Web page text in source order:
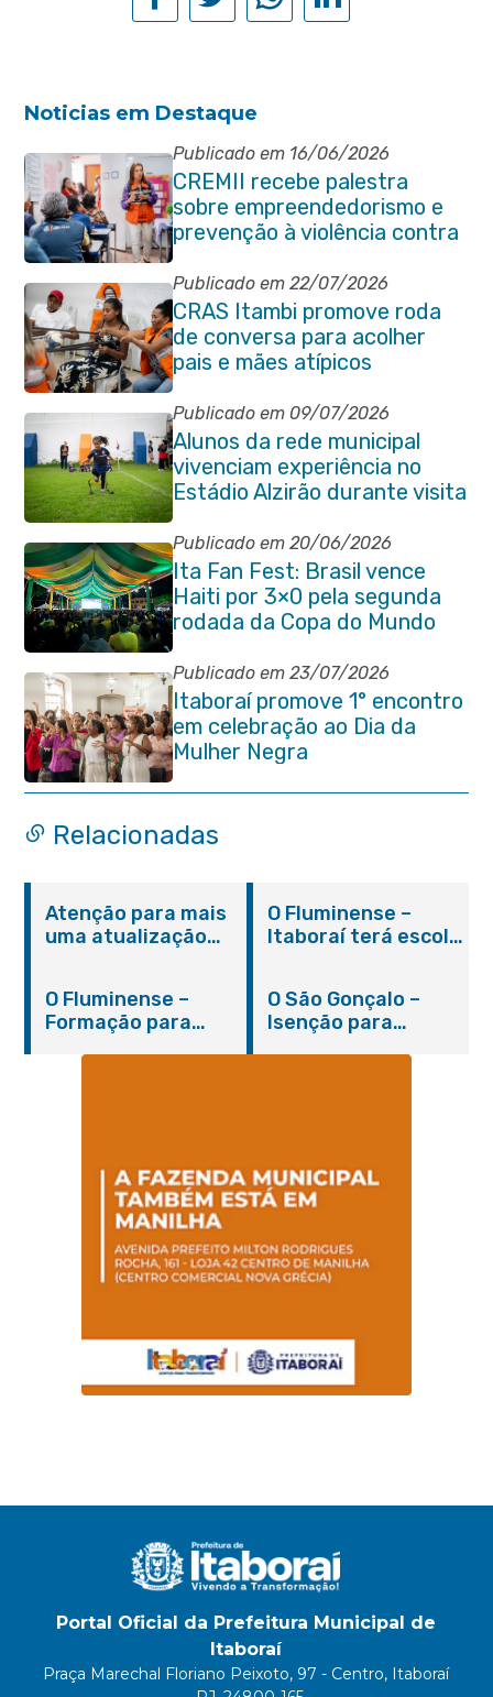
Noticias em Destaque
Publicado em 16/06/2026
CREMII recebe palestra
sobre empreendedorismo e
prevenção à violência contra
a pessoa idosa
Publicado em 22/07/2026
CRAS Itambi promove roda
de conversa para acolher
pais e mães atípicos
Publicado em 09/07/2026
Alunos da rede municipal
vivenciam experiência no
Estádio Alzirão durante visita
pedagógica
Publicado em 20/06/2026
Ita Fan Fest: Brasil vence
Haiti por 3×0 pela segunda
rodada da Copa do Mundo
Publicado em 23/07/2026
Itaboraí promove 1° encontro
em celebração ao Dia da
Mulher Negra
Relacionadas
Atenção para mais
uma atualização
em Itaboraí (24/05)
O Fluminense –
Itaboraí terá escola
março
O Fluminense –
Formação para
O São Gonçalo –
Isenção para
Portal Oficial da Prefeitura Municipal de
Itaboraí
Praça Marechal Floriano Peixoto, 97 - Centro, Itaboraí